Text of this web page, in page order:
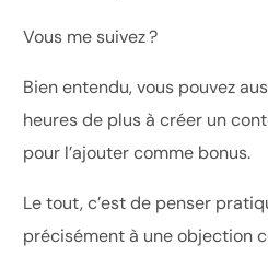
Vous me suivez ?
Bien entendu, vous pouvez
heures de plus à créer un
pour l’ajouter comme bonus.
Le tout, c’est de penser
précisément à une objection